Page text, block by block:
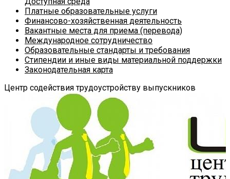
Платные образовательные услуги
Финансово-хозяйственная деятельность
Вакантные места для приема (перевода)
Международное сотрудничество
Образовательные стандарты и требования
Стипендии и иные виды материальной поддержки
Законодательная карта
Центр содействия трудоустройству выпускников